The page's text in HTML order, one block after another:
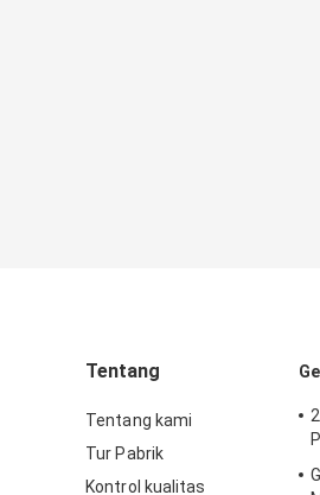
Tentang
Tentang kami
Tur Pabrik
Kontrol kualitas